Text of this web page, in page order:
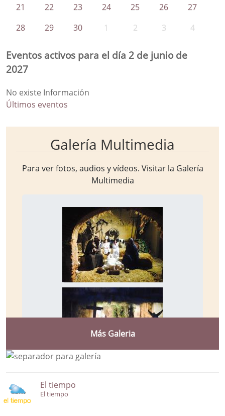
21 22 23 24 25 26
27
28
29 30 1 2 3 4
Eventos activos para el día 2 de junio de
2027
No existe Información
Últimos eventos
Galería Multimedia
Para ver fotos, audios y vídeos. Visitar la Galería
Multimedia
Más Galeria
El tiempo
El tiempo